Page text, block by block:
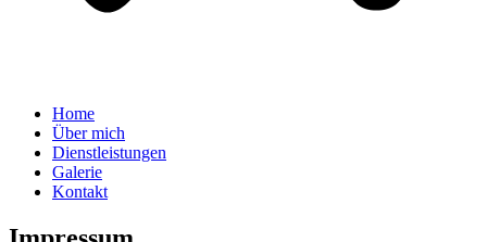
Home
Über mich
Dienstleistungen
Galerie
Kontakt